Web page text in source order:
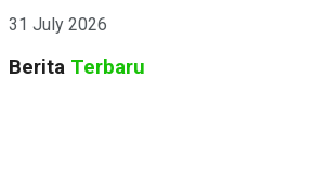
31 July 2026
Berita Terbaru